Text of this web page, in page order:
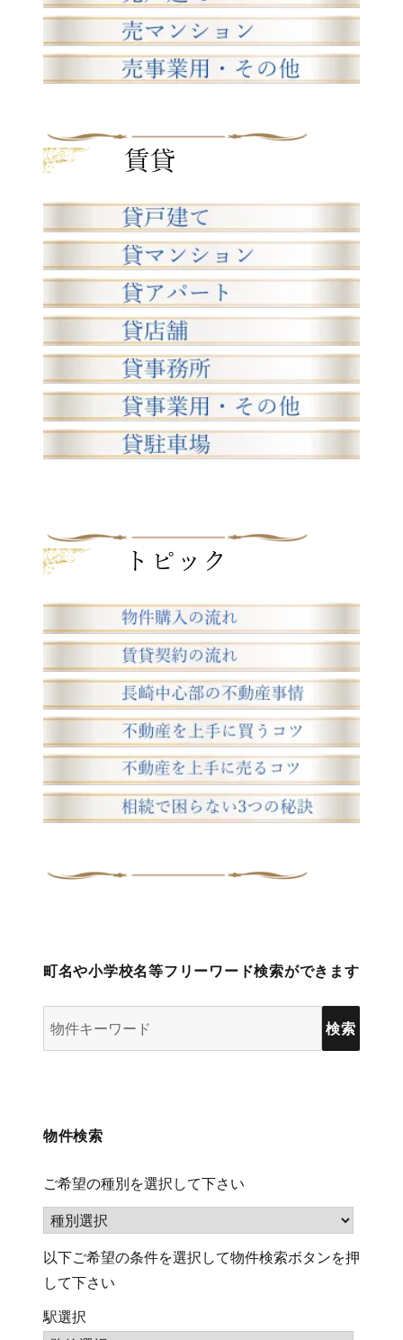
町名や小学校名等フリーワード検索ができます
物
ー
ー
ド)
物件検索
ご希望の種別を選択して下さい
以下ご希望の条件を選択して物件検索ボタンを押
して下さい
駅選択